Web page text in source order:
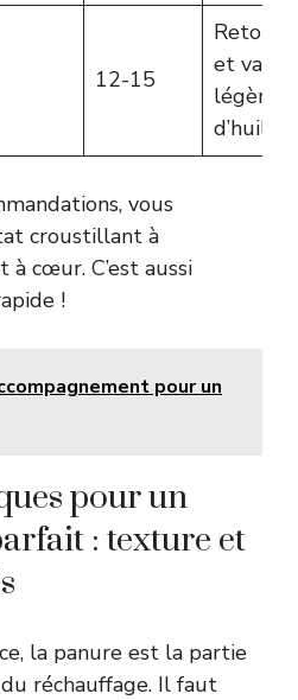
12-15
et
d’huile
vous
croustillant à
à cœur. C’est aussi
!
pour un
pour un
: texture et
la panure est la partie
réchauffage. Il faut